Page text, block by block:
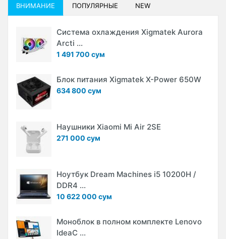
ВНИМАНИЕ ПОПУЛЯРНЫЕ NEW
Система охлаждения Xigmatek Aurora
Arcti ...
1 491 700 сум
Блок питания Xigmatek X-Power 650W
634 800 сум
Наушники Xiaomi Mi Air 2SE
271 000 сум
Ноутбук Dream Machines i5 10200H /
DDR4 ...
10 622 000 сум
Моноблок в полном комплекте Lenovo
IdeaC ...